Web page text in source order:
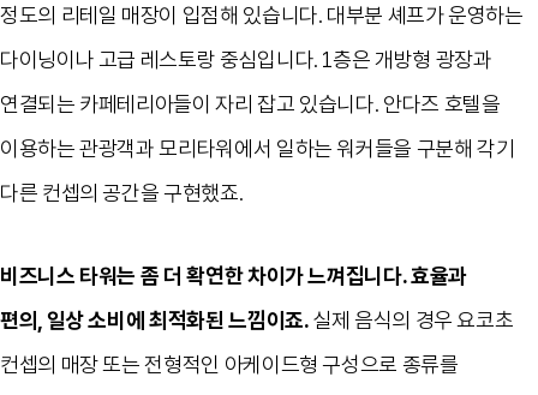
정도의 리테일 매장이 입점해 있습니다. 대부분 셰프가 운영하는
다이닝이나 고급 레스토랑 중심입니다. 1층은 개방형 광장과
연결되는 카페테리아들이 자리 잡고 있습니다. 안다즈 호텔을
이용하는 관광객과 모리타워에서 일하는 워커들을 구분해 각기
다른 컨셉의 공간을 구현했죠.
비즈니스 타워는 좀 더 확연한 차이가 느껴집니다.효율과
편의 일상 소비에 최적화된 느낌이죠.실제 음식의 경우 요코초
컨셉의 매장 또는 전형적인 아케이드형 구성으로 종류를